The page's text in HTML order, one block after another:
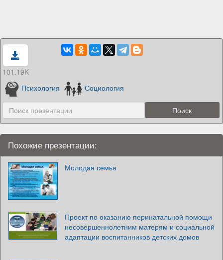
101.19K
Психология
Социология
Похожие презентации:
Молодая семья
Проект по оказанию перинатальной помощи
несовершеннолетним матерям и социальной
адаптации воспитанников детских домов